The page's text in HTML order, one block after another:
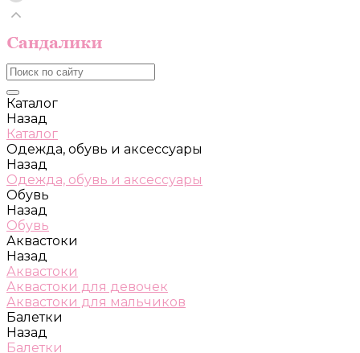
Каталог
Назад
Каталог
Одежда, обувь и аксессуары
Назад
Одежда, обувь и аксессуары
Обувь
Назад
Обувь
Аквастоки
Назад
Аквастоки
Аквастоки для девочек
Аквастоки для мальчиков
Балетки
Назад
Балетки